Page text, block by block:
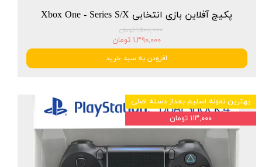
پکیج آفلاین بازی انتخابی Xbox One - Series S/X
۱,۵۰۰,۰۰۰ تومان
۱,۳۹۰,۰۰۰ تومان
افزودن به سبد خرید
بهترین نمونه اسلیم بعداز دسته اصلی
۱۱۳,۰۰۰ تومان